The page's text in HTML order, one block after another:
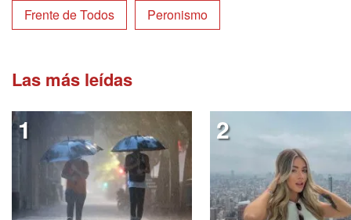
Frente de Todos
Peronismo
Las más leídas